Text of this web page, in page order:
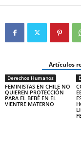
Artículos
Derechos Humanos
FEMINISTAS EN CHILE NO
QUIEREN PROTECCIÓN
PARA EL BEBÉ EN EL
VIENTRE MATERNO